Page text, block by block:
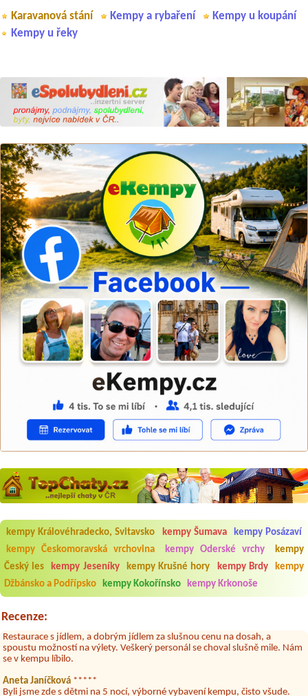
Karavanová stání
Kempy a rybaření
Kempy u koupání
Kempy u řeky
kempy Královéhradecko, Svitavsko kempy Šumava
kempy Posázaví
kempy Českomoravská vrchovina
kempy Oderské vrchy
kempy
Český les
kempy Jeseníky kempy Krušné hory kempy Brdy
kempy
Džbánsko a Podřípsko
kempy Kokořínsko kempy Krkonoše
Recenze:
Aneta Melicharová***
V umývárně i na WC bylo vždy čisto, doplněný papír i utěrky, což při
množství návštěvníků není samozřejmost. V kempu je obchod a
restaurace, kebab a další občerstvení. Co nás ale velice zklamalo byl
celodenní hluk z repráků u stanů a absolutní bezohlednost ostatních
ubytovaných. Přes den jsem si připadala jak na pouti- z každého koutu
Jana*****
karavanem. Klid pohoda socialky nové krásné čisté,koupání super.
Restaurace s jídlem, a dobrým jídlem za slušnou cenu na dosah, a
spoustu možností na výlety. Veškerý personál se choval slušně mile. Nám
se v kempu líbilo.
Aneta Janíčková *****
Byli jsme zde s dětmi na 5 nocí, výborné vybavení kempu, čisto všude.